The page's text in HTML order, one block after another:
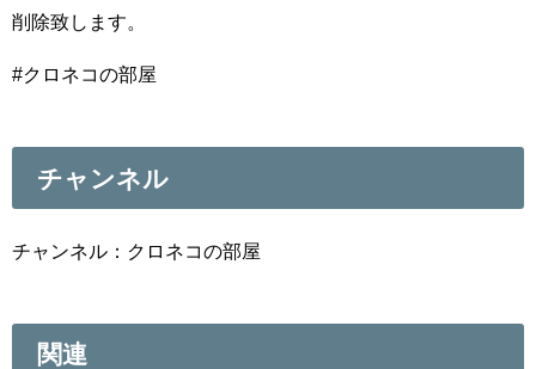
削除致します。
#クロネコの部屋
チャンネル
チャンネル：クロネコの部屋
関連